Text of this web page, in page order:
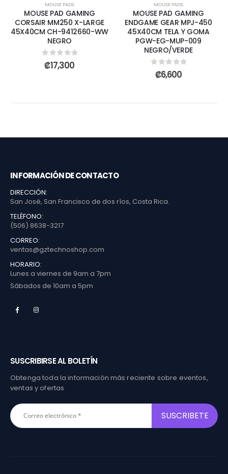
MOUSE PADS
MOUSE PAD GAMING
CORSAIR MM250 X-LARGE
45X40CM CH-9412660-WW
NEGRO
0out of 5
₡17,300
MOUSE PADS
MOUSE PAD GAMING
ENDGAME GEAR MPJ-450
45X40CM TELA Y GOMA
PGW-EG-MUP-009
NEGRO/VERDE
out of 5
₡6,600
INFORMACIÓN DE CONTACTO
DIRECCIÓN:
San José, San Francisco de dos ríos, Costa Rica.
TELÉFONO:
(506) 8638-3217
CORREO:
ventas@gztechnoshop.com
HORARIO:
Lunes a viernes de 9am a 7pm
Sábados de 10am a 5pm
SUSCRIBIRSE AL BOLETÍN
Obtenga toda la información más reciente sobre eventos,
ventas y ofertas